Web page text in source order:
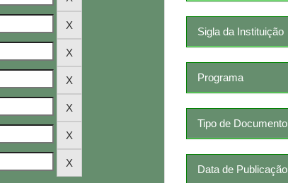
Sigla da Instituição
Programa
Tipo de Documento
Data de Publicação